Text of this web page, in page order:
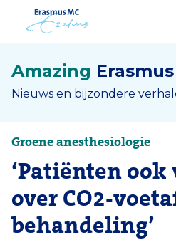
Amazing
Nieuws en bijzondere
Groene anesthesiologie
‘Patiënten
over CO2-
behandeling’